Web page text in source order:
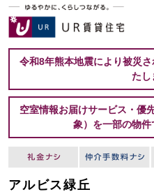
令和8年熊本地震により被災
たし
空室情報お届けサービス・優
象）を一部の物件
アルビス緑丘